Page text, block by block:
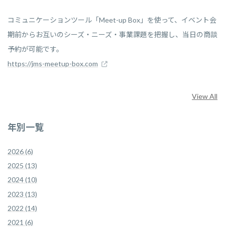
コミュニケーションツール「Meet-up Box」を使って、イベント会
期前からお互いのシーズ・ニーズ・事業課題を把握し、当日の商談
予約が可能です。
https://jms-meetup-box.com
View All
年別一覧
2026 (6)
2025 (13)
2024 (10)
2023 (13)
2022 (14)
2021 (6)